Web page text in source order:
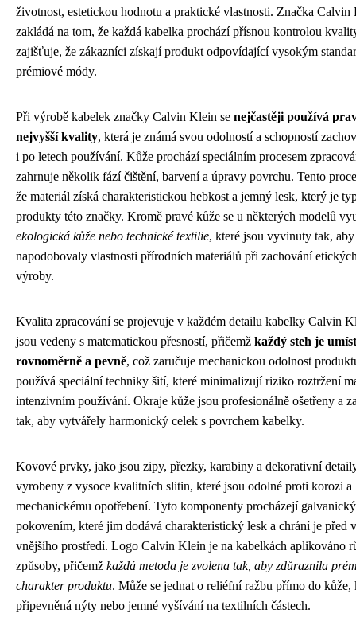
životnost, estetickou hodnotu a praktické vlastnosti. Značka Calvin
zakládá na tom, že každá kabelka prochází přísnou kontrolou
zajišťuje, že zákazníci získají produkt odpovídající vysokým
prémiové módy.
Při výrobě kabelek značky Calvin Klein se nejčastěji používá
nejvyšší kvality, která je známá svou odolností a schopností
i po letech používání. Kůže prochází speciálním procesem
zahrnuje několik fází čištění, barvení a úpravy povrchu. Tento
že materiál získá charakteristickou hebkost a jemný lesk, který je
produkty této značky. Kromě pravé kůže se u některých modelů
ekologická kůže nebo technické textilie, které jsou vyvinuty tak, aby
napodobovaly vlastnosti přírodních materiálů při zachování
výroby.
Kvalita zpracování se projevuje v každém detailu kabelky Calvin
jsou vedeny s matematickou přesností, přičemž každý steh je
rovnoměrně a pevně, což zaručuje mechanickou odolnost
používá speciální techniky šití, které minimalizují riziko roztržení
intenzivním používání. Okraje kůže jsou profesionálně ošetřeny a
tak, aby vytvářely harmonický celek s povrchem kabelky.
Kovové prvky, jako jsou zipy, přezky, karabiny a dekorativní
vyrobeny z vysoce kvalitních slitin, které jsou odolné proti korozi a
mechanickému opotřebení. Tyto komponenty procházejí
pokovením, které jim dodává charakteristický lesk a chrání je před
vnějšího prostředí. Logo Calvin Klein je na kabelkách aplikováno
způsoby, přičemž každá metoda je zvolena tak, aby zdůraznila
charakter produktu. Může se jednat o reliéfní ražbu přímo do kůže,
připevněná nýty nebo jemné vyšívání na textilních částech.